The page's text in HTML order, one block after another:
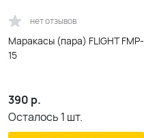
нет отзывов
Маракасы (пара) FLIGHT FMP-
15
390 р.
Осталось 1 шт.